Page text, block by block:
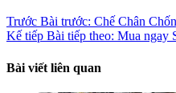
Trước Bài trước: Chế Chân
Kế tiếp Bài tiếp theo: Mua ngay
Bài viết liên quan